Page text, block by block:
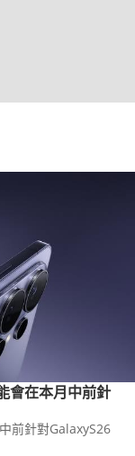
會在本月中前針
前針對GalaxyS26